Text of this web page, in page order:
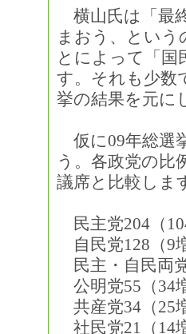
横山氏は「最
まおう、とい
とによって「国
す。それも少数
挙の結果を元に
仮に09年総選
う。各政党の比
議席と比較しま
民主党204（
自民党128（9
民主・自民両
公明党55（34
共産党34（25
社民党21（14